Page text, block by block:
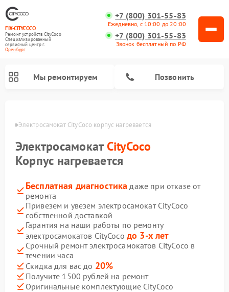
FIX-CITYCOCO
Ремонт устройств CityCoco
Специализированный
cервисный центр г.
Оренбург
+7 (800) 301-55-83
Ежедневно, с 10:00 до 20:00
+7 (800) 301-55-83
Звонок бесплатный по РФ
Мы ремонтируем Позвонить
Электросамокат CityCoco корпус нагревается
Электросамокат CityCoco
Корпус нагревается
Бесплатная диагностика даже при отказе от
ремонта
Привезем и увезем электросамокат CityCoco
собственной доставкой
Гарантия на наши работы по ремонту
электросамокатов CityCoco до 3-х лет
Срочный ремонт электросамокатов CityCoco в
течении часа
Скидка для вас до 20%
Получите 1500 рублей на ремонт
Оригинальные комплектующие CityCoco